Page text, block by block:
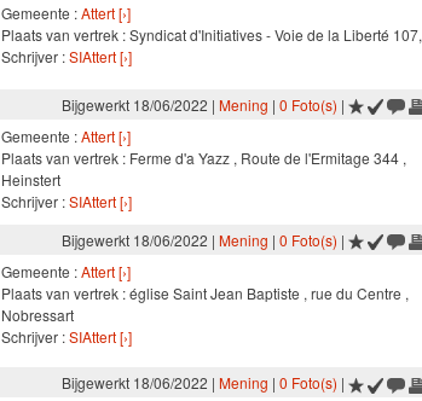
Gemeente :Attert [›]
Plaats van vertrek : Syndicat d'Initiatives - Voie de la Liberté 107,
Schrijver :SIAttert [›]
Bijgewerkt 18/06/2022 | Mening | 0 Foto(s) |
Gemeente :Attert [›]
Plaats van vertrek : Ferme d'a Yazz , Route de l'Ermitage 344 ,
Heinstert
Schrijver :SIAttert [›]
Bijgewerkt 18/06/2022 | Mening | 0 Foto(s) |
Gemeente :Attert [›]
Plaats van vertrek : église Saint Jean Baptiste , rue du Centre ,
Nobressart
Schrijver :SIAttert [›]
Bijgewerkt 18/06/2022 | Mening | 0 Foto(s) |